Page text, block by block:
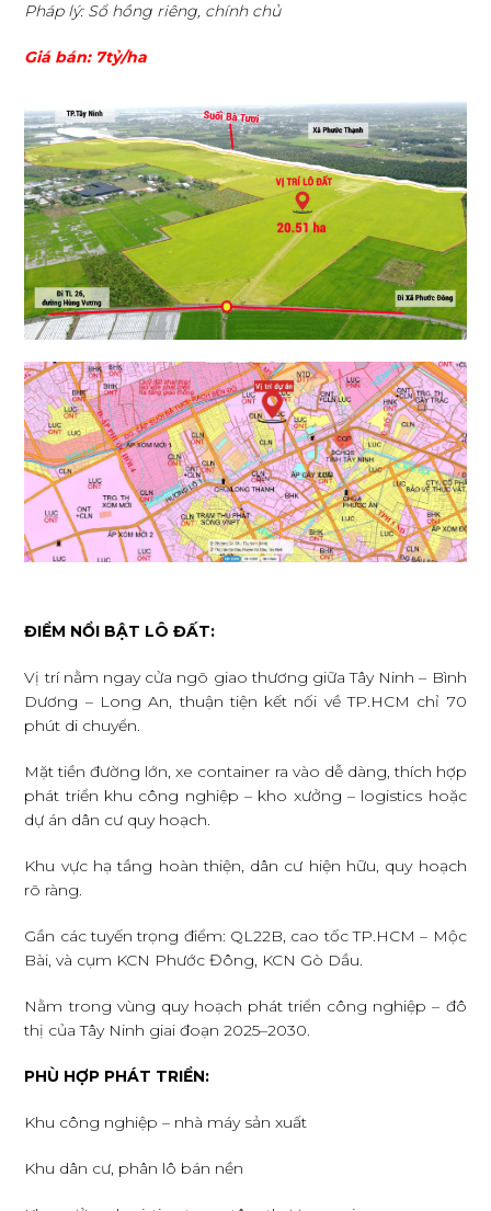
Pháp lý: Sổ hồng riêng, chính chủ
Giá bán: 7tỷ/ha
ĐIỂM NỔI BẬT LÔ ĐẤT:
Vị trí nằm ngay cửa ngõ giao thương giữa Tây Ninh – Bình
Dương – Long An, thuận tiện kết nối về TP.HCM chỉ 70
phút di chuyển.
Mặt tiền đường lớn, xe container ra vào dễ dàng, thích hợp
phát triển khu công nghiệp – kho xưởng – logistics hoặc
dự án dân cư quy hoạch.
Khu vực hạ tầng hoàn thiện, dân cư hiện hữu, quy hoạch
rõ ràng.
Gần các tuyến trọng điểm: QL22B, cao tốc TP.HCM – Mộc
Bài, và cụm KCN Phước Đông, KCN Gò Dầu.
Nằm trong vùng quy hoạch phát triển công nghiệp – đô
thị của Tây Ninh giai đoạn 2025–2030.
PHÙ HỢP PHÁT TRIỂN:
Khu công nghiệp – nhà máy sản xuất
Khu dân cư, phân lô bán nền